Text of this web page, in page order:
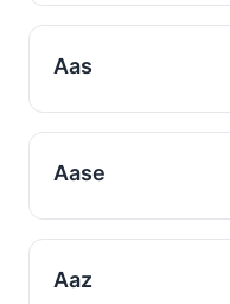
Aas
Aase
Aaz